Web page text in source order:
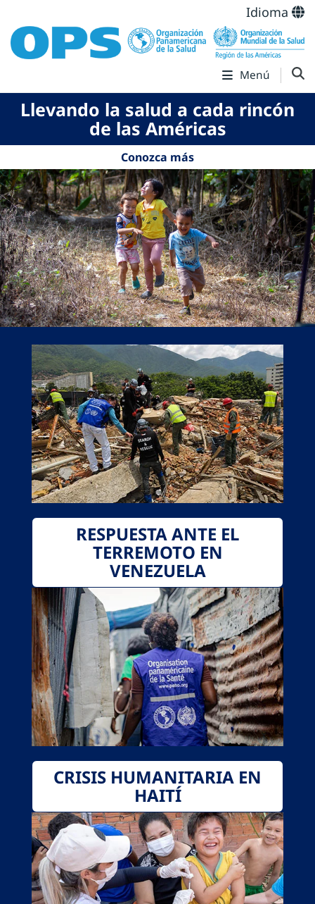
Idioma
Menú
Llevando la salud a cada rincón
de las Américas
Conozca más
RESPUESTA ANTE EL
TERREMOTO EN
VENEZUELA
CRISIS HUMANITARIA EN
HAITÍ